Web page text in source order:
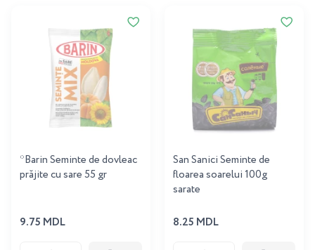
*Barin Seminte de dovleac
prăjite cu sare 55 gr
9.75 MDL
San Sanici Seminte de
floarea soarelui 100g
sarate
8.25 MDL